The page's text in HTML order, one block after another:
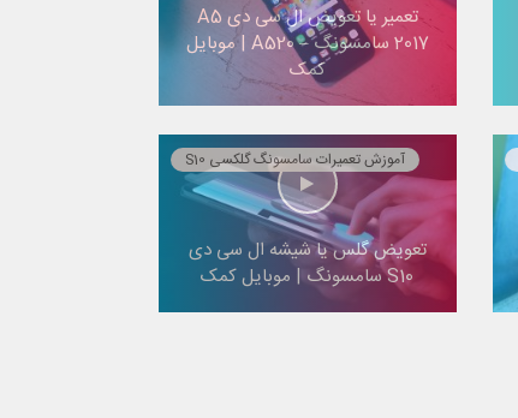
تعمیر یا تعویض ال سی دی A5
2017 سامسونگ – A520 | موبایل
کمک
تعویض گلس یا شیشه ال سی دی
S10 سامسونگ | موبایل کمک
آموزش تعمیرات سامسونگ گلکسی S10